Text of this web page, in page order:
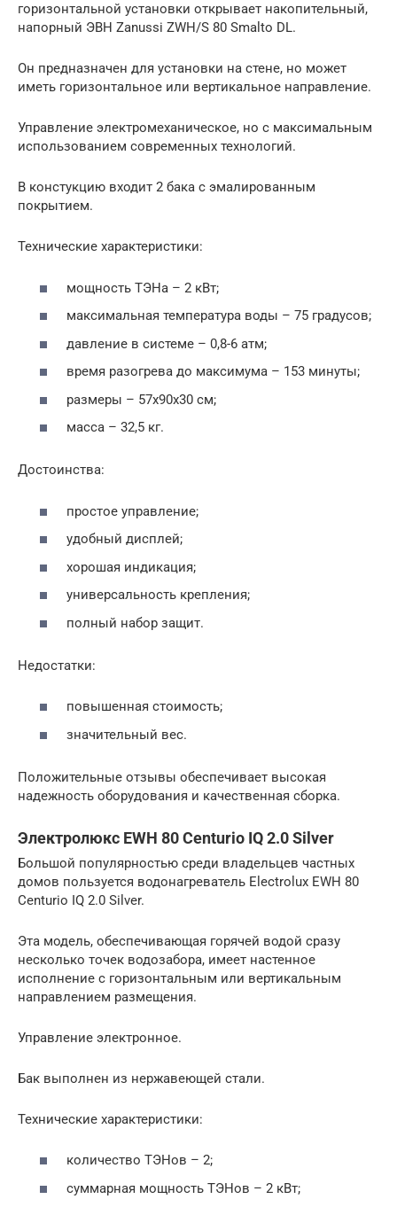
горизонтальной установки открывает накопительный,
напорный ЭВН Zanussi ZWH/S 80 Smalto DL.
Он предназначен для установки на стене, но может
иметь горизонтальное или вертикальное направление.
Управление электромеханическое, но с максимальным
использованием современных технологий.
В констукцию входит 2 бака с эмалированным
покрытием.
Технические характеристики:
мощность ТЭНа – 2 кВт;
максимальная температура воды – 75 градусов;
давление в системе – 0,8-6 атм;
время разогрева до максимума – 153 минуты;
размеры – 57х90х30 см;
масса – 32,5 кг.
Достоинства:
простое управление;
удобный дисплей;
хорошая индикация;
универсальность крепления;
полный набор защит.
Недостатки:
повышенная стоимость;
значительный вес.
Положительные отзывы обеспечивает высокая
надежность оборудования и качественная сборка.
Электролюкс EWH 80 Centurio IQ 2.0 Silver
Большой популярностью среди владельцев частных
домов пользуется водонагреватель Electrolux EWH 80
Centurio IQ 2.0 Silver.
Эта модель, обеспечивающая горячей водой сразу
несколько точек водозабора, имеет настенное
исполнение с горизонтальным или вертикальным
направлением размещения.
Управление электронное.
Бак выполнен из нержавеющей стали.
Технические характеристики:
количество ТЭНов – 2;
суммарная мощность ТЭНов – 2 кВт;